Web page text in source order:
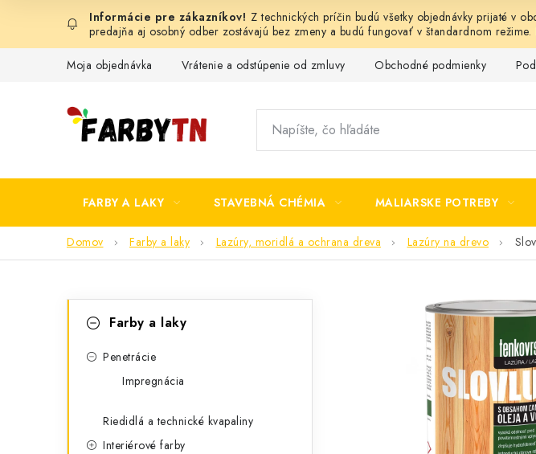
obsah
Z technických príčin budú všetky objednávky prijaté v
predajňa aj osobný odber zostávajú bez zmeny a budú fungovať v štandardnom
Moja objednávka Vrátenie a odstúpenie od zmluvy Obchodné podmienky
FARBY A LAKY STAVEBNÁ CHÉMIA MALIARSKE POTREBY
Domov Farby a laky Lazúry, moridlá a ochrana dreva Lazúry na drevo
kategórieFarby a laky
Penetrácie
Impregnácia
Riedidlá a technické kvapaliny
Interiérové farby